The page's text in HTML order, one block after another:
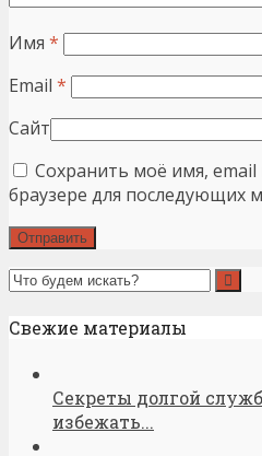
Имя *
Email *
Сайт
Сохранить моё имя, email
браузере для последующих
Свежие материалы
Секреты долгой
избежать...